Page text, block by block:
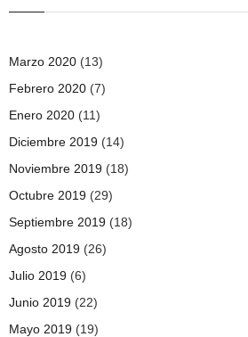
Marzo 2020 (13)
Febrero 2020 (7)
Enero 2020 (11)
Diciembre 2019 (14)
Noviembre 2019 (18)
Octubre 2019 (29)
Septiembre 2019 (18)
Agosto 2019 (26)
Julio 2019 (6)
Junio 2019 (22)
Mayo 2019 (19)